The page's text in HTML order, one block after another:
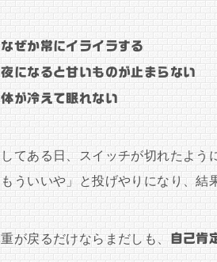
なぜか常にイライラする
夜になると甘いものが止まらない
体が冷えて眠れない
てある日、スイッチが切れたよう
もういいや」と投げやりになり、結
が戻るだけならまだしも、 自己肯